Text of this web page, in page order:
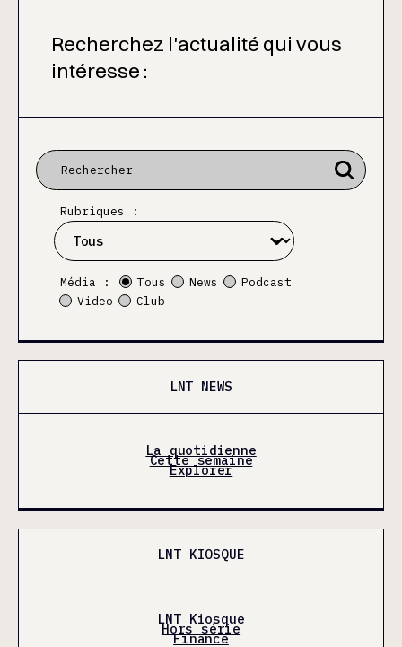
Recherchez l'actualité qui vous
intéresse :
Rubriques :
Média : Tous News
Podcast
Video
Club
LNT NEWS
La quotidienne
Cette semaine
Explorer
LNT KIOSQUE
LNT Kiosque
Hors série
Finance